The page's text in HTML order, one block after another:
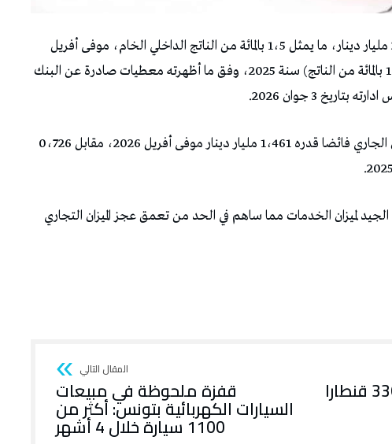
تقلص عجز الحساب الجاري إلى 2،731 مليار دينار، ما يمثل 1،5 بالمائة من الناتج الداخلي الخام، موفى أفريل
2026، مقابل 2،957 مليار دينار (أو 1،7 بالمائة من الناتج) سنة 2025، وفق ما أظهرته معطيات صادرة عن البنك
3 جوان 2026.
ودون اعتبار قطاع الطاقة، سجل الميزان الجاري فائضا قدره 1،461 مليار دينار موفى أفريل 2026، مقابل 0،726
الجيد لميزان الخدمات مما ساهم في الحد من تعمق عجز الميزان التجاري
توقعات بإنتاج حوالي 3368 قنطارا قفزة ملحوظة في مبيعات
السيارات الكهربائية بتونس: أكثر من
1100 سيارة خلال 4 أشهر